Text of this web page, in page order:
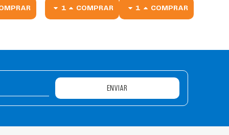
COMPRAR COMPRAR
ENVIAR